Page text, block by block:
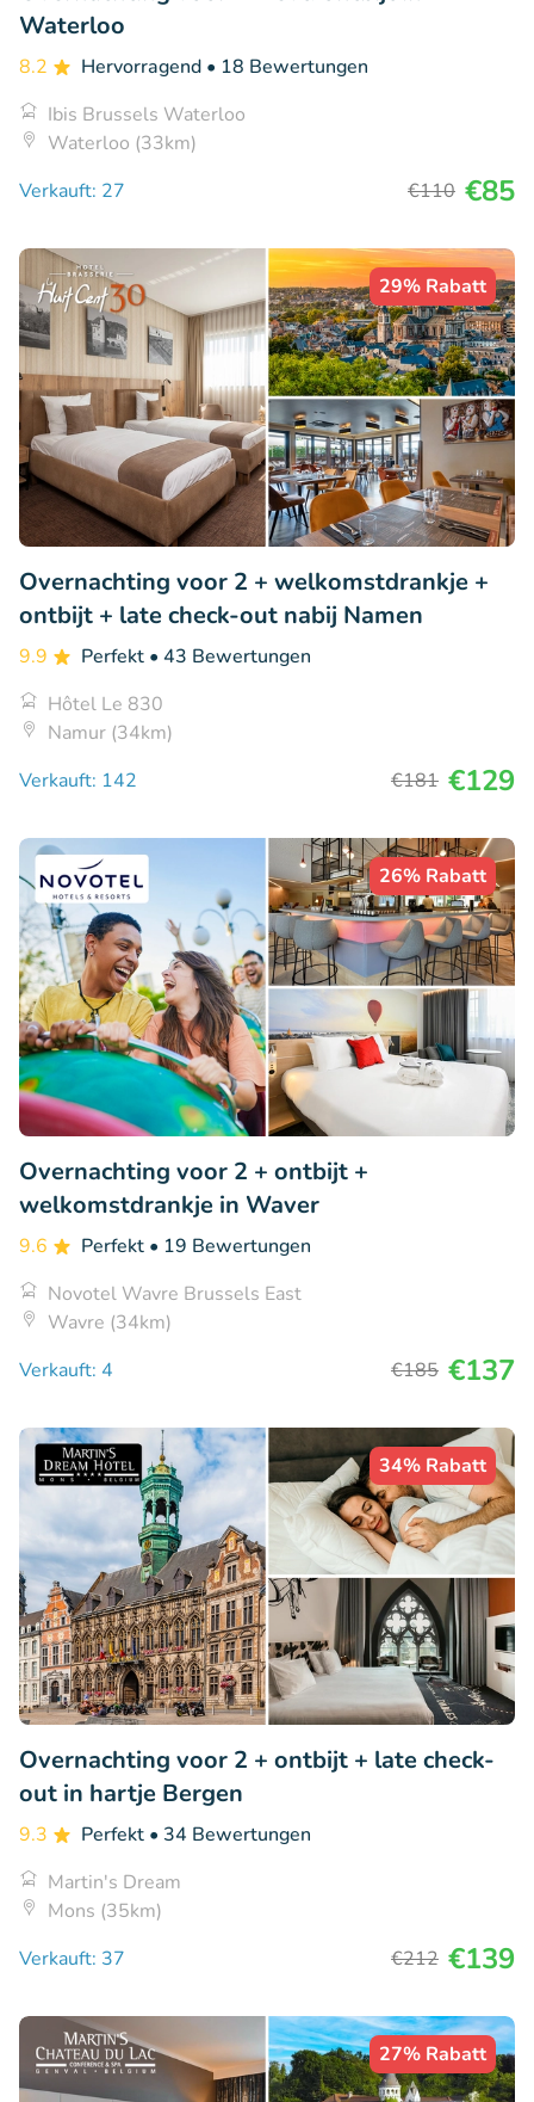
Waterloo
8.2 Hervorragend • 18 Bewertungen
Ibis Brussels Waterloo
Waterloo (33km)
Verkauft: 27
€110 €85
29% Rabatt
Overnachting voor 2 + welkomstdrankje +
ontbijt + late check-out nabij Namen
9.9 Perfekt • 43 Bewertungen
Hôtel Le 830
Namur (34km)
Verkauft: 142
€181 €129
26% Rabatt
Overnachting voor 2 + ontbijt +
welkomstdrankje in Waver
9.6 Perfekt • 19 Bewertungen
Novotel Wavre Brussels East
Wavre (34km)
Verkauft: 4
€185 €137
34% Rabatt
Overnachting voor 2 + ontbijt + late check-
out in hartje Bergen
9.3 Perfekt • 34 Bewertungen
Martin's Dream
Mons (35km)
Verkauft: 37
€212 €139
27% Rabatt